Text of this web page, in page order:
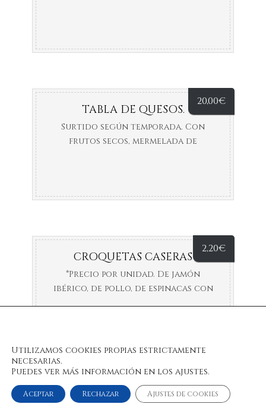
20,00€
TABLA DE QUESOS.
Surtido según temporada. Con
frutos secos, mermelada de
2,20€
CROQUETAS CASERAS
*Precio por unidad. De jamón
ibérico, de pollo, de espinacas con
Utilizamos cookies propias estrictamente
necesarias.
Puedes ver más información en los ajustes.
Aceptar Rechazar Ajustes de cookies